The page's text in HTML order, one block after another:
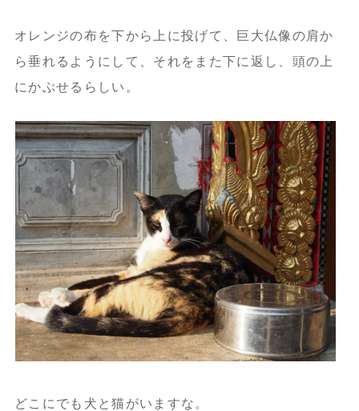
オレンジの布を下から上に投げて、巨大仏像の肩か
ら垂れるようにして、それをまた下に返し、頭の上
にかぶせるらしい。
どこにでも犬と猫がいますな。